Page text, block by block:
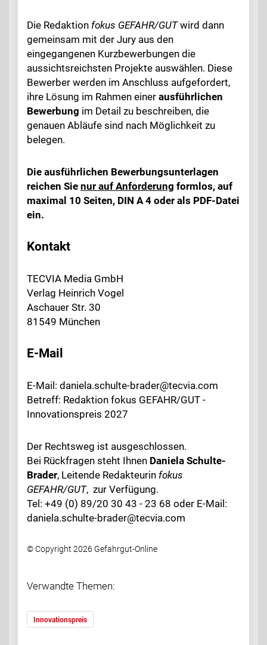
Die Redaktion fokus GEFAHR/GUTwird dann
gemeinsam mit der Jury aus den
eingegangenen Kurzbewerbungen die
aussichtsreichsten Projekte auswählen. Diese
Bewerber werden im Anschluss aufgefordert,
ihre Lösung im Rahmen einer ausführlichen
Bewerbung im Detail zu beschreiben, die
genauen Abläufe sind nach Möglichkeit zu
belegen.
Die ausführlichen Bewerbungsunterlagen
reichen Sie nur auf Anforderung formlos, auf
maximal 10 Seiten, DIN A 4 oder als PDF-Datei
ein.
Kontakt
TECVIA Media GmbH
Verlag Heinrich Vogel
Aschauer Str. 30
81549 München
E-Mail
E-Mail: daniela.schulte-brader@tecvia.com
Betreff: Redaktion fokus GEFAHR/GUT -
Innovationspreis 2027
Der Rechtsweg ist ausgeschlossen.
Bei Rückfragen steht Ihnen Daniela Schulte-
Brader, Leitende Redakteurin fokus
GEFAHR/GUT, zur Verfügung.
Tel: +49 (0) 89/20 30 43 - 23 68 oder E-Mail:
daniela.schulte-brader@tecvia.com
© Copyright 2026 Gefahrgut-Online
Verwandte Themen:
Innovationspreis